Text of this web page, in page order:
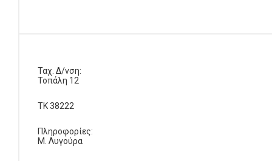
Ταχ. Δ/νση:
Τοπάλη 12
ΤΚ 38222
Πληροφορίες:
Μ. Λυγούρα